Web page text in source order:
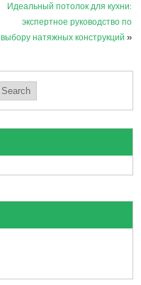
Идеальный потолок для кухни:
экспертное руководство по
выбору натяжных конструкций »